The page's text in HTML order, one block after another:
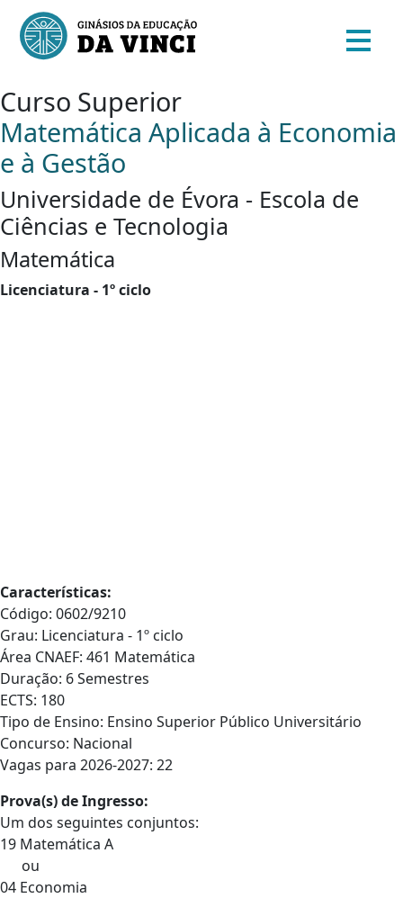
Curso Superior
Matemática Aplicada à Economia
e à Gestão
Universidade de Évora - Escola de
Ciências e Tecnologia
Matemática
Licenciatura - 1º ciclo
Características:
Código: 0602/9210
Grau: Licenciatura - 1º ciclo
Área CNAEF: 461 Matemática
Duração: 6 Semestres
ECTS: 180
Tipo de Ensino: Ensino Superior Público Universitário
Concurso: Nacional
Vagas para 2026-2027: 22
Prova(s) de Ingresso:
Um dos seguintes conjuntos:
19 Matemática A
ou
04 Economia